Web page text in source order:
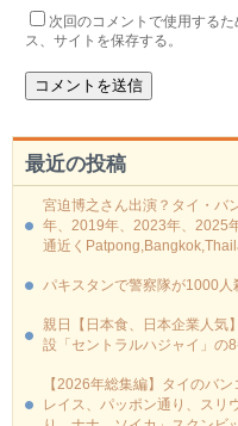
次回のコメントで使用する
ス、サイトを保存する。
最近の投稿
宮迫博之さん出演？タイ・バ
年、2019年、2023年、2025
通近く
パキスタンで警察隊が1000
親日【日本食、日本企業人気
設「セントラルハジャイ」の
【2026年総集編】タイのバ
レイス、パッポン通り、スリ